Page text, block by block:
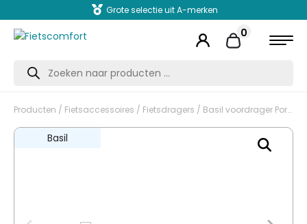
Grote selectie uit A-merken
0
Producten
zoeken
Producten / Fietsaccessoires / Fietsdragers / Basil voordrager Portland alu
Basil